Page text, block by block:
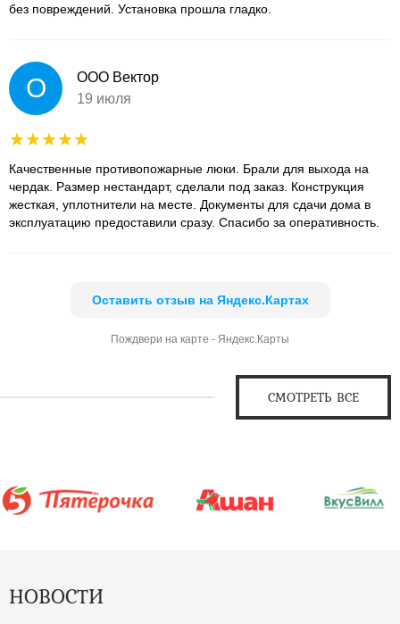
без повреждений. Установка прошла гладко.
О
ООО Вектор
19 июля
Качественные противопожарные люки. Брали для выхода на
чердак. Размер нестандарт, сделали под заказ. Конструкция
жесткая, уплотнители на месте. Документы для сдачи дома в
эксплуатацию предоставили сразу. Спасибо за оперативность.
Оставить отзыв на Яндекс.Картах
Пождвери на карте - Яндекс.Карты
СМОТРЕТЬ ВСЕ
НОВОСТИ